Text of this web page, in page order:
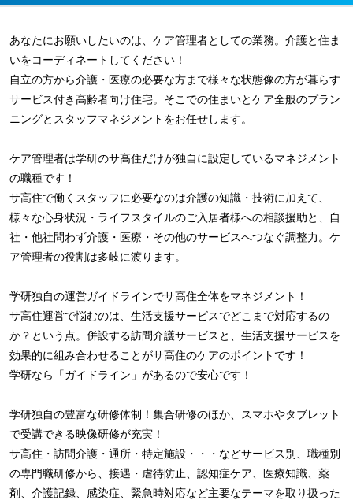
あなたにお願いしたいのは、ケア管理者としての業務。介護と住ま
いをコーディネートしてください！
自立の方から介護・医療の必要な方まで様々な状態像の方が暮らす
サービス付き高齢者向け住宅。そこでの住まいとケア全般のプラン
ニングとスタッフマネジメントをお任せします。
ケア管理者は学研のサ高住だけが独自に設定しているマネジメント
の職種です！
サ高住で働くスタッフに必要なのは介護の知識・技術に加えて、
様々な心身状況・ライフスタイルのご入居者様への相談援助と、自
社・他社問わず介護・医療・その他のサービスへつなぐ調整力。ケ
ア管理者の役割は多岐に渡ります。
学研独自の運営ガイドラインでサ高住全体をマネジメント！
サ高住運営で悩むのは、生活支援サービスでどこまで対応するの
か？という点。併設する訪問介護サービスと、生活支援サービスを
効果的に組み合わせることがサ高住のケアのポイントです！
学研なら「ガイドライン」があるので安心です！
学研独自の豊富な研修体制！集合研修のほか、スマホやタブレット
で受講できる映像研修が充実！
サ高住・訪問介護・通所・特定施設・・・などサービス別、職種別
の専門職研修から、接遇・虐待防止、認知症ケア、医療知識、薬
剤、介護記録、感染症、緊急時対応など主要なテーマを取り扱った